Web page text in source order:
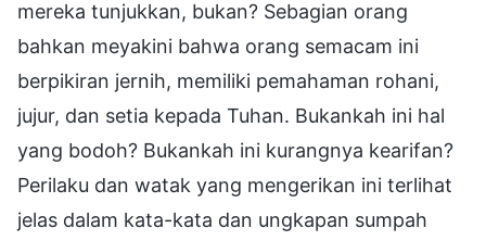
mereka tunjukkan, bukan? Sebagian orang
bahkan meyakini bahwa orang semacam ini
berpikiran jernih, memiliki pemahaman rohani,
jujur, dan setia kepada Tuhan. Bukankah ini hal
yang bodoh? Bukankah ini kurangnya kearifan?
Perilaku dan watak yang mengerikan ini terlihat
jelas dalam kata-kata dan ungkapan sumpah